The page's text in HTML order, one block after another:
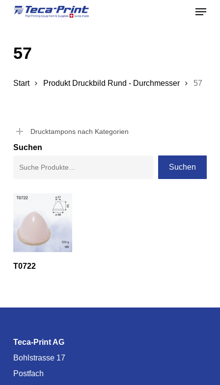
Skip
content
Menu
57
Start Produkt Druckbild Rund - Durchmesser 57
Drucktampons nach Kategorien
Suchen
Suchen
T0722
Teca-Print AG
Bohlstrasse 17
Postfach